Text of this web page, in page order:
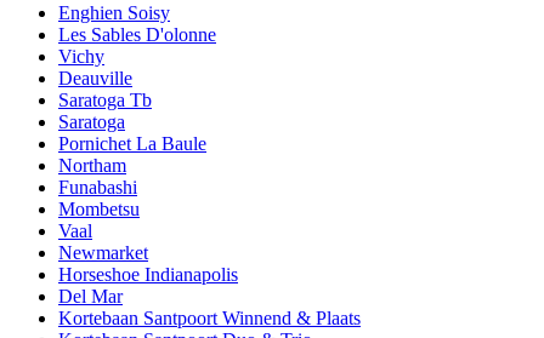
Enghien Soisy
Les Sables D'olonne
Vichy
Deauville
Saratoga Tb
Saratoga
Pornichet La Baule
Northam
Funabashi
Mombetsu
Vaal
Newmarket
Horseshoe Indianapolis
Del Mar
Kortebaan Santpoort Winnend & Plaats